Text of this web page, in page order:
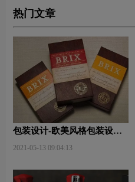
热门文章
包装设计-欧美风格包装设
2021-05-13 09:04:13